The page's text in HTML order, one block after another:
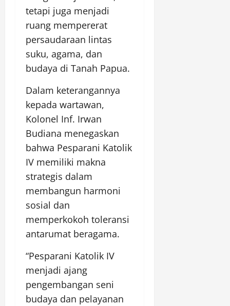
tetapi juga menjadi
ruang mempererat
persaudaraan lintas
suku, agama, dan
budaya di Tanah Papua.
Dalam keterangannya
kepada wartawan,
Kolonel Inf. Irwan
Budiana menegaskan
bahwa Pesparani Katolik
IV memiliki makna
strategis dalam
membangun harmoni
sosial dan
memperkokoh toleransi
antarumat beragama.
“Pesparani Katolik IV
menjadi ajang
pengembangan seni
budaya dan pelayanan